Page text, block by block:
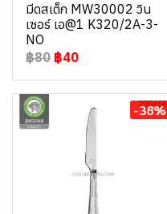
มีดสเต็ก MW30002 วิน
เซอร์ เอ@1 K320/2A-3-
NO
฿80 ฿40
-38%